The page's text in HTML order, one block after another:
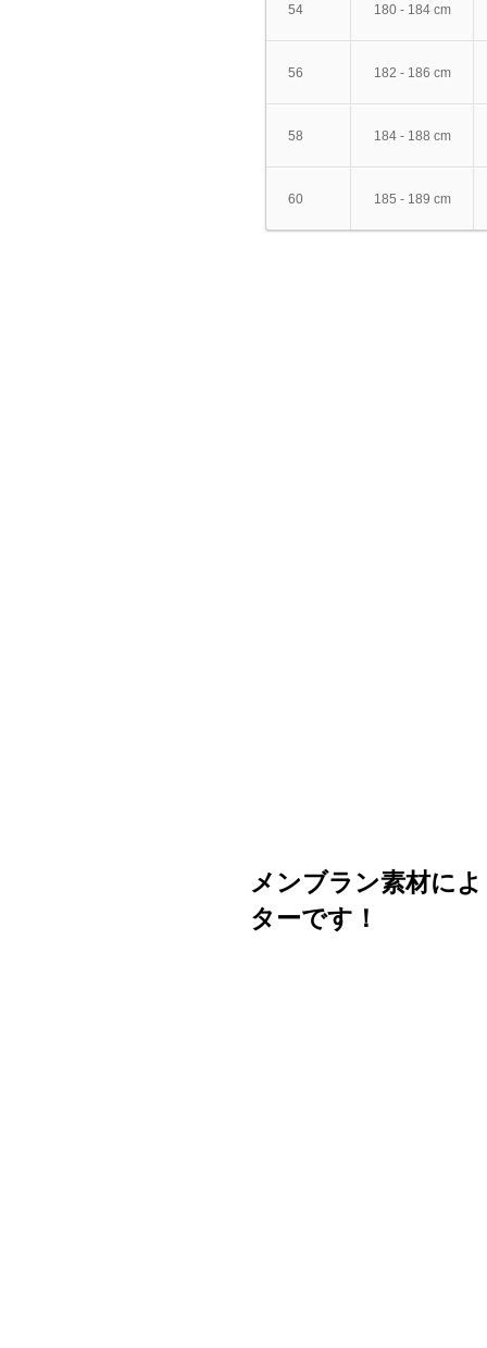
54 180 - 184 cm
56 182 - 186 cm
58 184 - 188 cm
60 185 - 189 cm
メンブラン素材に
ターです！